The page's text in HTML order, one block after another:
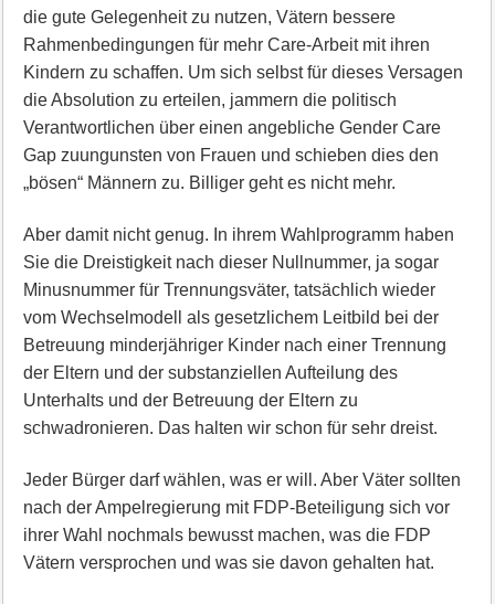
die gute Gelegenheit zu nutzen, Vätern bessere
Rahmenbedingungen für mehr Care-Arbeit mit ihren
Kindern zu schaffen. Um sich selbst für dieses Versagen
die Absolution zu erteilen, jammern die politisch
Verantwortlichen über einen angebliche Gender Care
Gap zuungunsten von Frauen und schieben dies den
„bösen“ Männern zu. Billiger geht es nicht mehr.
Aber damit nicht genug. In ihrem Wahlprogramm haben
Sie die Dreistigkeit nach dieser Nullnummer, ja sogar
Minusnummer für Trennungsväter, tatsächlich wieder
vom Wechselmodell als gesetzlichem Leitbild bei der
Betreuung minderjähriger Kinder nach einer Trennung
der Eltern und der substanziellen Aufteilung des
Unterhalts und der Betreuung der Eltern zu
schwadronieren. Das halten wir schon für sehr dreist.
Jeder Bürger darf wählen, was er will. Aber Väter sollten
nach der Ampelregierung mit FDP-Beteiligung sich vor
ihrer Wahl nochmals bewusst machen, was die FDP
Vätern versprochen und was sie davon gehalten hat.